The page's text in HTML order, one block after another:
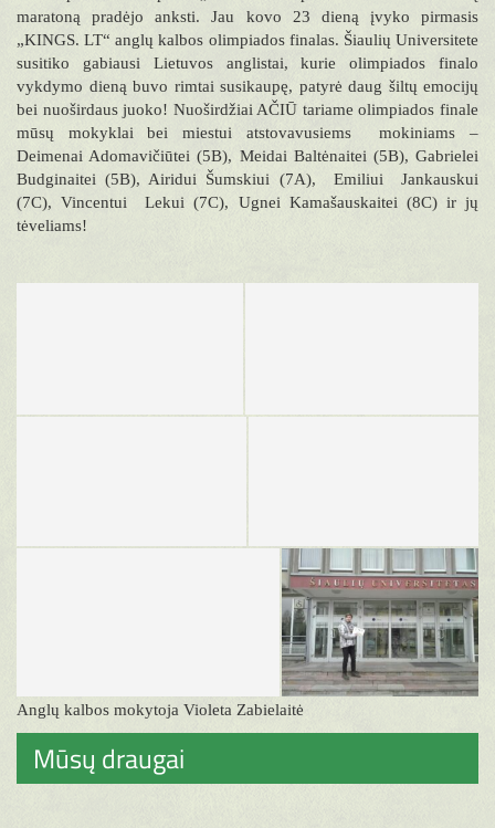
maratoną pradėjo anksti. Jau kovo 23 dieną įvyko pirmasis
„KINGS. LT“ anglų kalbos olimpiados finalas. Šiaulių Universitete
susitiko gabiausi Lietuvos anglistai, kurie olimpiados finalo
vykdymo dieną buvo rimtai susikaupę, patyrė daug šiltų emocijų
bei nuoširdaus juoko! Nuoširdžiai AČIŪ tariame olimpiados finale
mūsų mokyklai bei miestui atstovavusiems mokiniams –
Deimenai Adomavičiūtei (5B), Meidai Baltėnaitei (5B), Gabrielei
Budginaitei (5B), Airidui Šumskiui (7A), Emiliui Jankauskui
(7C), Vincentui Lekui (7C), Ugnei Kamašauskaitei (8C) ir jų
tėveliams!
Anglų kalbos mokytoja Violeta Zabielaitė
Mūsų draugai